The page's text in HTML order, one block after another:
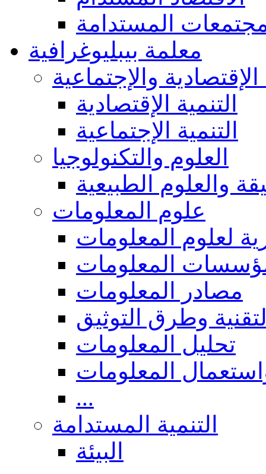
المستدامة
معلمة بيبليوغرافية
الإقتصادية والإجتماعية
التنمية الإقتصادية
التنمية الإجتماعية
العلوم والتكنولوجيا
والعلوم الطبيعية
علوم المعلومات
لعلوم المعلومات
المعلومات
مصادر المعلومات
وطرق التوثيق
تحليل المعلومات
المعلومات
...
التنمية المستدامة
البيئة